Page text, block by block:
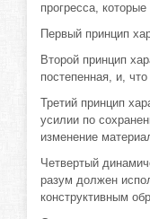
прогресса,
Первый принцип
Второй принцип
постепенная, и,
Третий принцип
усилии по
изменение
Четвертый
разум должен
конструктивным